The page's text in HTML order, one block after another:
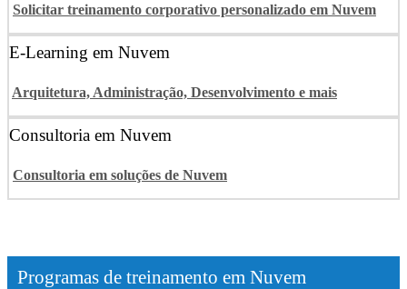
Solicitar treinamento corporativo personalizado em Nuvem
E-Learning em Nuvem
Arquitetura, Administração, Desenvolvimento e mais
Consultoria em Nuvem
Consultoria em soluções de Nuvem
Programas de treinamento em Nuvem